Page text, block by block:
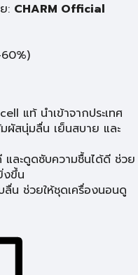
: CHARM Official
แท้ นำเข้าจากประเทศ
ผัสนุ่มลื่น เย็นสบาย และ
และดูดซับความชื้นได้ดี ช่วย
งขึ้น
น ช่วยให้ชุดเครื่องนอนดู